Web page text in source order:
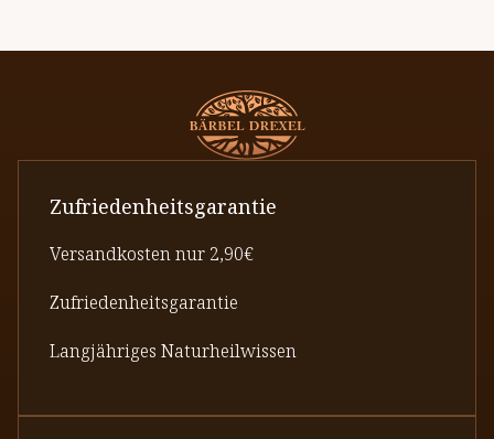
Zufriedenheitsgarantie
Versandkosten nur 2,90€
Zufriedenheitsgarantie
Langjähriges Naturheilwissen